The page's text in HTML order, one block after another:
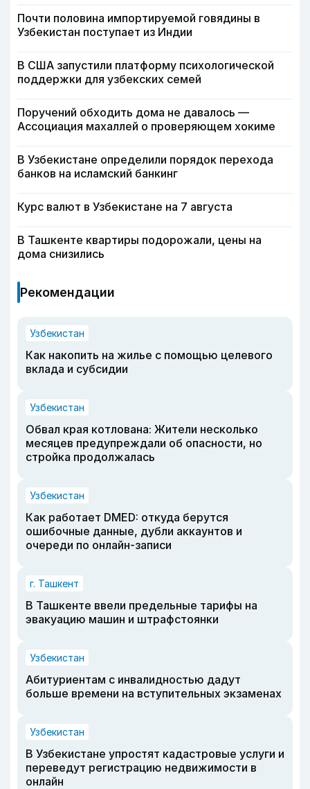
Почти половина импортируемой говядины в
Узбекистан поступает из Индии
В США запустили платформу психологической
поддержки для узбекских семей
Поручений обходить дома не давалось —
Ассоциация махаллей о проверяющем хокиме
В Узбекистане определили порядок перехода
банков на исламский банкинг
Курс валют в Узбекистане на 7 августа
В Ташкенте квартиры подорожали, цены на
дома снизились
Рекомендации
Узбекистан
Как накопить на жилье с помощью целевого
вклада и субсидии
Узбекистан
Обвал края котлована: Жители несколько
месяцев предупреждали об опасности, но
стройка продолжалась
Узбекистан
Как работает DMED: откуда берутся
ошибочные данные, дубли аккаунтов и
очереди по онлайн-записи
г. Ташкент
В Ташкенте ввели предельные тарифы на
эвакуацию машин и штрафстоянки
Узбекистан
Абитуриентам с инвалидностью дадут
больше времени на вступительных экзаменах
Узбекистан
В Узбекистане упростят кадастровые услуги и
переведут регистрацию недвижимости в
онлайн